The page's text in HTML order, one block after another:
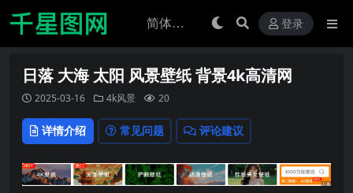
登录
日落 大海 太阳 风景壁纸 背景4k高清网
2025-03-16 4k风景 20
详情介绍 常见问题 评论建议